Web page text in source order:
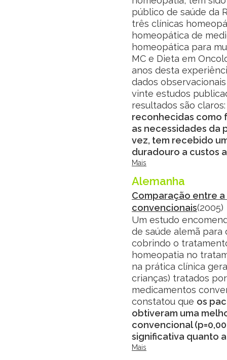
público de saúde da
três clínicas
homeopática de
homeopática para
MC e Dieta em
anos desta
dados
vinte estudos
resultados são
reconhecidas como
as necessidades da
vez, tem recebido
duradouro a custos
Mais
Alemanha
Comparação entre
convencionais(2005)
Um estudo
de saúde alemã
cobrindo o
homeopatia no
na prática clínica
crianças) tratados
medicamentos
constatou que os
obtiveram uma
convencional
significativa quanto
Mais